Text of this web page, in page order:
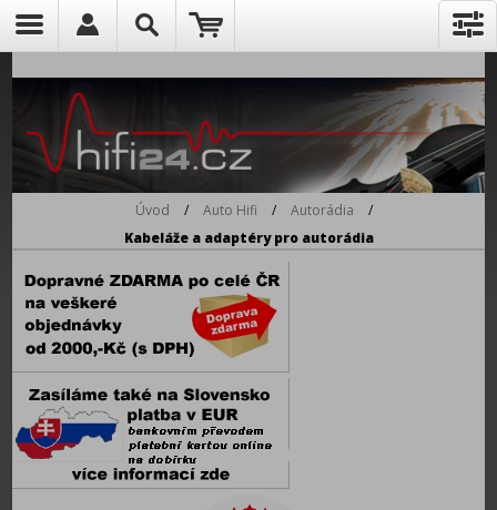
Úvod / Auto Hifi / Autorádia
/
Kabeláže a adaptéry pro autorádia